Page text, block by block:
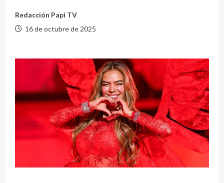
Redacción Papi TV
16 de octubre de 2025